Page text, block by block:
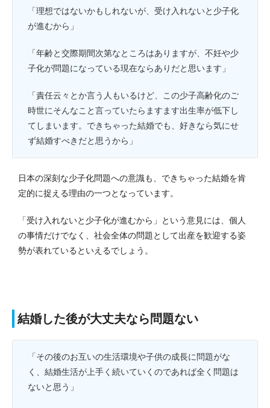
「理想ではないかもしれないが、受け入れないと少子化
が進むから」
「年齢と交際期間次第なところはありますが、不妊や少
子化が問題になっている現在ならありだと思います」
「責任云々とか言う人もいるけど、この少子高齢化のご
時世にそんなこと言っていたらますます出生率が低下し
てしまいます。できちゃった結婚でも、好きなら気にせ
ず結婚すべきだと思うから」
日本の深刻な少子化問題への意識も、できちゃった結婚を肯
定的に捉える理由の一つとなっています。
「受け入れないと少子化が進むから」という意見には、個人
の事情だけでなく、社会全体の問題として出産を歓迎する姿
勢が表れているといえるでしょう。
結婚した後が大丈夫なら問題ない
「その後のお互いの生活環境や子供の成長に問題がな
く、結婚生活が上手く続いていくのであれば全く問題は
ないと思う」